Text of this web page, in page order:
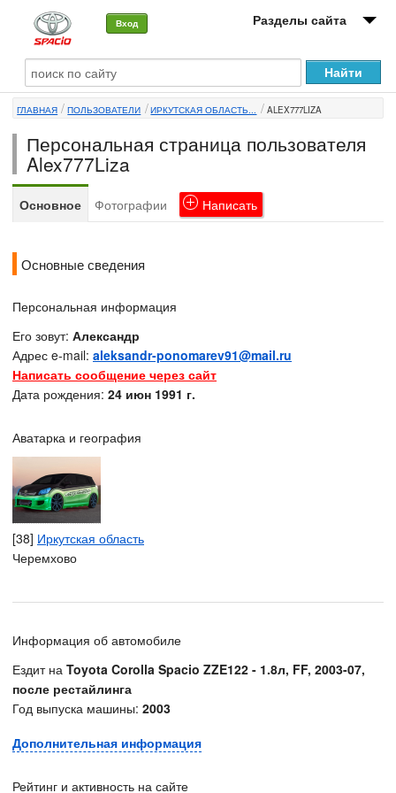
Вход Разделы сайта
О машине
Автоклуб
Форумы
Сервисы и услуги
ГЛАВНАЯ ПОЛЬЗОВАТЕЛИ ИРКУТСКАЯ ОБЛАСТЬ... ALEX777LIZA
Персональная страница пользователя
Alex777Liza
Основное Фотографии Написать
Основные сведения
Персональная информация
Его зовут: Александр
Адрес e-mail: aleksandr-ponomarev91@mail.ru
Написать сообщение через сайт
Дата рождения: 24 июн 1991 г.
Аватарка и география
[38] Иркутская область
Черемхово
Информация об автомобиле
Ездит на Toyota Corolla Spacio ZZE122 - 1.8л, FF, 2003-07,
после рестайлинга
Год выпуска машины: 2003
Дополнительная информация
Рейтинг и активность на сайте